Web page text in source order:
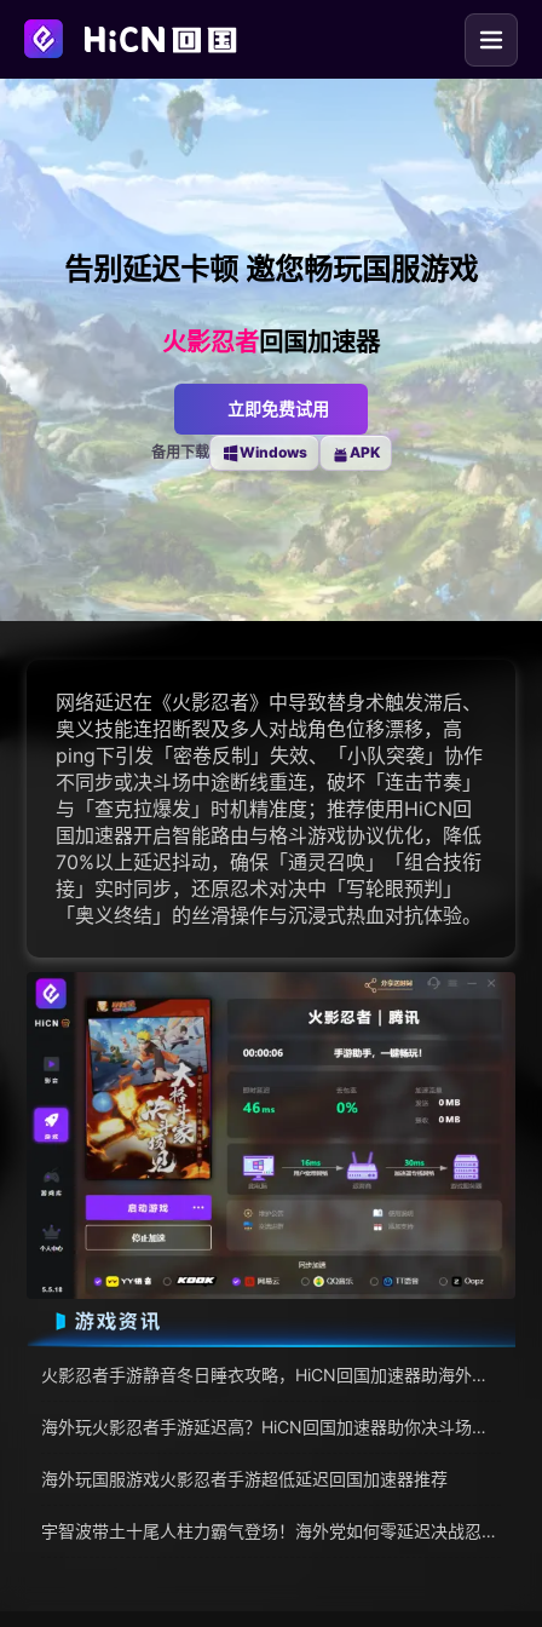
告别延迟卡顿 邀您畅玩国服游戏
火影忍者回国加速器
立即免费试用
备用下载 Windows APK
网络延迟在《火影忍者》中导致替身术触发滞后、
奥义技能连招断裂及多人对战角色位移漂移，高
ping下引发「密卷反制」失效、「小队突袭」协作
不同步或决斗场中途断线重连，破坏「连击节奏」
与「查克拉爆发」时机精准度；推荐使用HiCN回
国加速器开启智能路由与格斗游戏协议优化，降低
70%以上延迟抖动，确保「通灵召唤」「组合技衔
接」实时同步，还原忍术对决中「写轮眼预判」
「奥义终结」的丝滑操作与沉浸式热血对抗体验。
火影忍者手游静音冬日睡衣攻略，HiCN回国加速器助海外玩家零延迟
海外玩火影忍者手游延迟高？HiCN回国加速器助你决斗场零卡顿
海外玩国服游戏火影忍者手游超低延迟回国加速器推荐
宇智波带土十尾人柱力霸气登场！海外党如何零延迟决战忍界？